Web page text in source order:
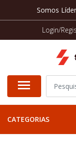
Somos
Login/
CATEGORIAS